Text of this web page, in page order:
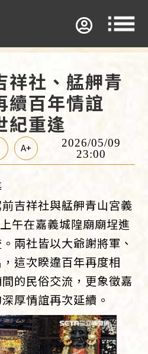
祥社、艋舺青
續百年情誼
紀重逢
A+
2026/05/09
23:00
吉祥社與艋舺青山宮義
午在嘉義城隍廟廟埕進
兩社皆以大爺謝將軍、
這次睽違百年再度相
的民俗交流，更象徵嘉
厚情誼再次延續。